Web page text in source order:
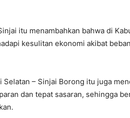
itu menambahkan bahwa di
kesulitan ekonomi akibat
Selatan – Sinjai Borong itu juga
dan tepat sasaran, sehingga